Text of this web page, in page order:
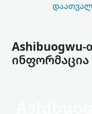
Ashibuogwu-
ინფორმაცია